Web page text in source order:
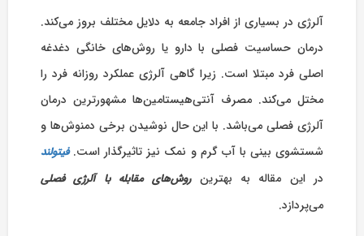
آلرژی در بسیاری از افراد جامعه به دلایل مختلف بروز می‌کند.
درمان حساسیت فصلی با دارو یا روش‌های خانگی دغدغه
اصلی فرد مبتلا است. زیرا گاهی آلرژی عملکرد روزانه فرد را
مختل می‌کند. مصرف آنتی‌هیستامین‌ها مشهورترین درمان
آلرژی فصلی می‌باشد. با این حال نوشیدن برخی دمنوش‌ها و
شستشوی بینی با آب گرم و نمک نیز تاثیرگذار است.فیتولند
در این مقاله به بهترینروش‌های مقابله با آلرژی فصلی
می‌پردازد.